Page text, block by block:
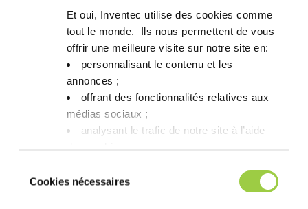
Et oui, Inventec utilise des cookies comme
tout le monde. ​ Ils nous permettent de vous
offrir une meilleure visite sur notre site en:​
personnalisant le contenu et les
annonces ;​
offrant des fonctionnalités relatives aux
médias sociaux ; ​
analysant le trafic de notre site à l’aide
refuser ou de les paramétrer.​ Pas de
panique, vous pourrez également modifier à
duCookies nécessaires
PSECE 2025
第 20 屆菲律賓半導體與電子大會暨展覽會 …